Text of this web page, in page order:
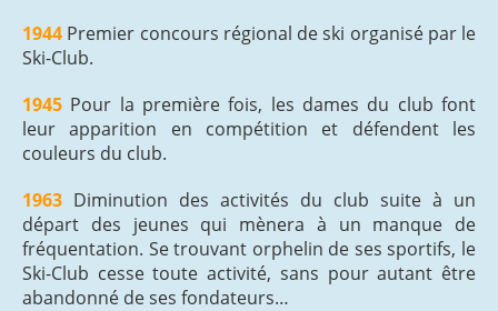
1944 Premier concours régional de ski organisé par le
Ski-Club.
1945 Pour la première fois, les dames du club font
leur apparition en compétition et défendent les
couleurs du club.
1963 Diminution des activités du club suite à un
départ des jeunes qui mènera à un manque de
fréquentation. Se trouvant orphelin de ses sportifs, le
Ski-Club cesse toute activité, sans pour autant être
abandonné de ses fondateurs…